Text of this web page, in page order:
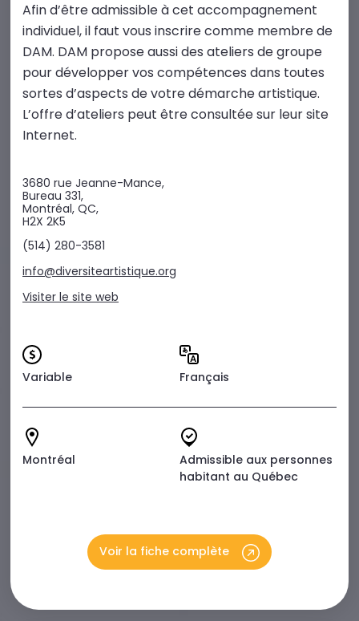
Afin d’être admissible à cet accompagnement
individuel, il faut vous inscrire comme membre de
DAM. DAM propose aussi des ateliers de groupe
pour développer vos compétences dans toutes
sortes d’aspects de votre démarche artistique.
L’offre d’ateliers peut être consultée sur leur site
Internet.
3680 rue Jeanne-Mance,
Bureau 331,
Montréal, QC,
H2X 2K5
(514) 280-3581
info@diversiteartistique.org
Visiter le site web
Variable Français
Montréal
Admissible aux personnes
habitant au Québec
Voir la fiche complète